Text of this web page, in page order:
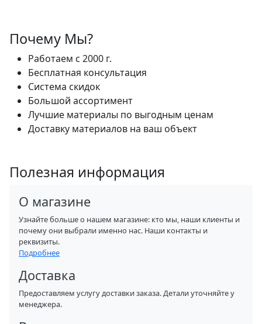
Почему Мы?
Работаем с 2000 г.
Бесплатная консультация
Система скидок
Большой ассортимент
Лучшие материалы по выгодным ценам
Доставку материалов на ваш объект
Полезная информация
О магазине
Узнайте больше о нашем магазине: кто мы, наши клиенты и
почему они выбрали именно нас. Наши контакты и
реквизиты.
Подробнее
Доставка
Предоставляем услугу доставки заказа. Детали уточняйте у
менеджера.